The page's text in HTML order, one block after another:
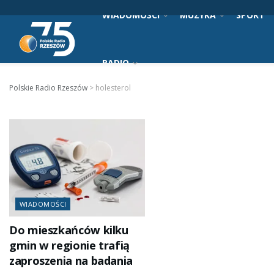
WIADOMOŚCI MUZYKA SPORT
RADIO
Polskie Radio Rzeszów > holesterol
WIADOMOŚCI
Do mieszkańców kilku
gmin w regionie trafią
zaproszenia na badania